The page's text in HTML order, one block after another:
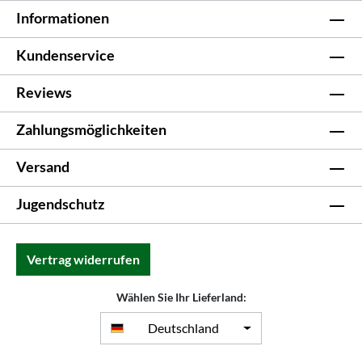
Informationen
Kundenservice
Reviews
Zahlungsmöglichkeiten
Versand
Jugendschutz
Vertrag widerrufen
Wählen Sie Ihr Lieferland:
Deutschland